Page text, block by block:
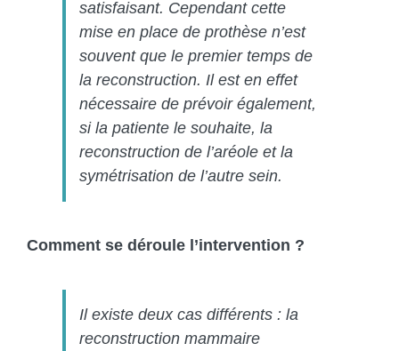
satisfaisant. Cependant cette
mise en place de prothèse n’est
souvent que le premier temps de
la reconstruction. Il est en effet
nécessaire de prévoir également,
si la patiente le souhaite, la
reconstruction de l’aréole et la
symétrisation de l’autre sein.
Comment se déroule l’intervention ?
Il existe deux cas différents : la
reconstruction mammaire